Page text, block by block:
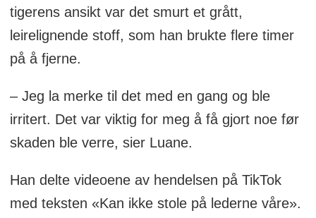
tigerens ansikt var det smurt et grått,
leirelignende stoff, som han brukte flere timer
på å fjerne.
– Jeg la merke til det med en gang og ble
irritert. Det var viktig for meg å få gjort noe før
skaden ble verre, sier Luane.
Han delte videoene av hendelsen på TikTok
med teksten «Kan ikke stole på lederne våre».